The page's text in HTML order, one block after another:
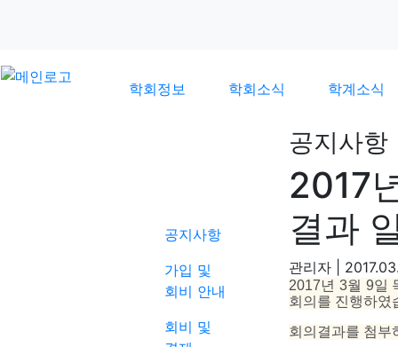
학회정보 학회소식 학계소식
공지사항
가입 및
회비 안내
회비 및
공지사항
2017
결과
관리자
2017년 3월 9일
회의를 진행하였
회의결과를 첨부